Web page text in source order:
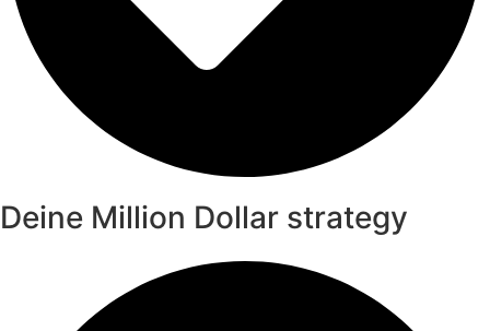
Deine Million Dollar strategy